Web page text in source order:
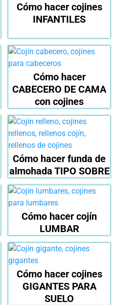
Cómo hacer cojines
INFANTILES
Cómo hacer
CABECERO DE CAMA
con cojines
Cómo hacer funda de
almohada TIPO SOBRE
Cómo hacer cojín
LUMBAR
Cómo hacer cojines
GIGANTES PARA
SUELO